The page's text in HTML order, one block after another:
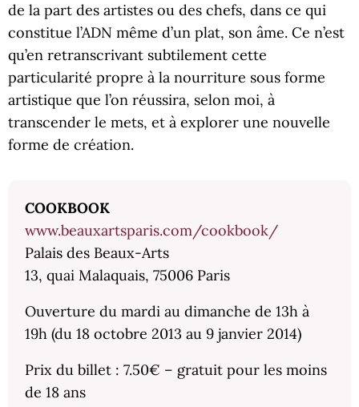
de la part des artistes ou des chefs, dans ce qui
constitue l’ADN même d’un plat, son âme. Ce n’est
qu’en retranscrivant subtilement cette
particularité propre à la nourriture sous forme
artistique que l’on réussira, selon moi, à
transcender le mets, et à explorer une nouvelle
forme de création.
COOKBOOK
www.beauxartsparis.com/cookbook/
Palais des Beaux-Arts
13, quai Malaquais, 75006 Paris
Ouverture du mardi au dimanche de 13h à
19h (du 18 octobre 2013 au 9 janvier 2014)
Prix du billet : 7.50€ – gratuit pour les moins
de 18 ans